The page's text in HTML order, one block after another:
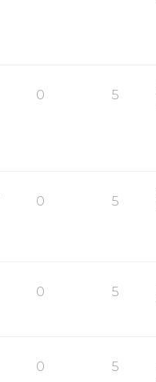
0 5
0 5
0 5
0 5